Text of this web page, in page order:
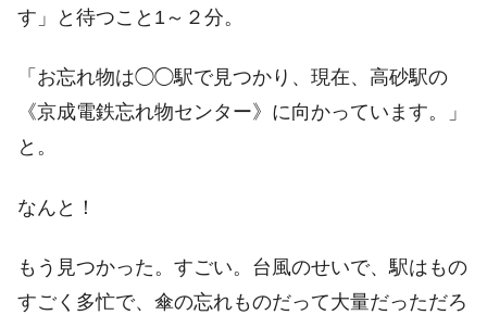
す」と待つこと1～２分。
「お忘れ物は◯◯駅で見つかり、現在、高砂駅の
《京成電鉄忘れ物センター》に向かっています。」
と。
なんと！
もう見つかった。すごい。台風のせいで、駅はもの
すごく多忙で、傘の忘れものだって大量だっただろ